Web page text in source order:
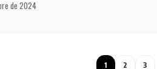
de 2024
1 2 3